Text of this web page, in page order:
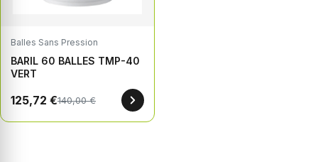
Balles Sans Pression
BARIL 60 BALLES TMP-40
VERT
125,72 €140,00 €